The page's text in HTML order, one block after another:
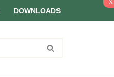
DOWNLOADS